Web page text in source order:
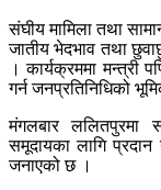
संघीय मामिला तथा
जातीय भेदभाव तथा
। कार्यक्रममा मन्त्री
गर्न जनप्रतिनिधिको
मंगलबार ललितपुरमा
समूदायका लागि प्रदान
जनाएको छ ।